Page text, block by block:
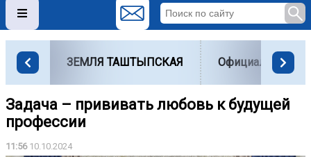
ЗЕМЛЯ ТАШТЫПСКАЯ Официально
Задача – прививать любовь к будущей
профессии
11:5610.10.2024